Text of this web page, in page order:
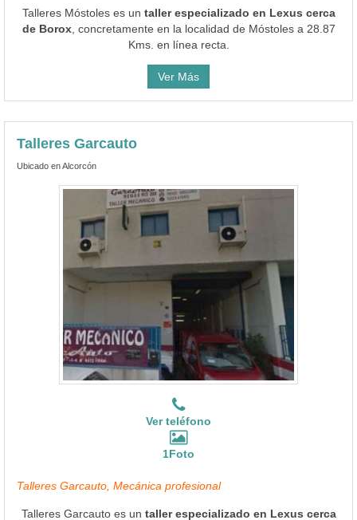
Talleres Móstoles es un taller especializado en Lexus cerca
de Borox, concretamente en la localidad de Móstoles a 28.87
Kms. en línea recta.
Ver Más
Talleres Garcauto
Ubicado en Alcorcón
Ver teléfono
1Foto
Talleres Garcauto, Mecánica profesional
Talleres Garcauto es un taller especializado en Lexus cerca